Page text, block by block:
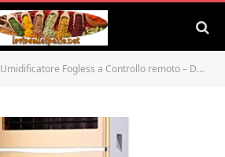
Umidificatore Fogless a Controllo remoto – Diffusore a ioni Negativi a umidità costante a Elevata capacità di umidificazione silenziosa – Umidificazione Industriale Interna Domestica (25L)